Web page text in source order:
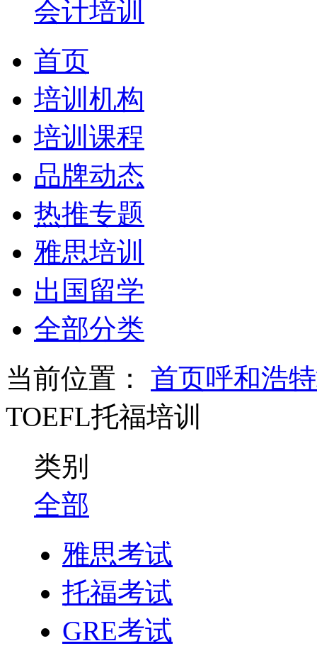
会计培训
首页
培训机构
培训课程
品牌动态
热推专题
雅思培训
出国留学
全部分类
当前位置：
首页呼和浩
TOEFL托福培训
类别
全部
雅思考试
托福考试
GRE考试